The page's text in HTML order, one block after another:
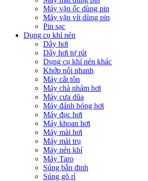
Máy vặn ốc dùng pin
Máy vặn vít dùng pin
Pin sạc
Dụng cụ khí nén
Dây hơi
Dây hơi tự rút
Dụng cụ khí nén khác
Khớp nối nhanh
Máy cắt tôn
Máy chà nhám hơi
Máy cưa dũa
Máy đánh bóng hơi
Máy đục hơi
Máy khoan hơi
Máy mài hơi
Máy mài trụ
Máy nén khí
Máy Taro
Súng bắn đinh
Súng gõ rỉ